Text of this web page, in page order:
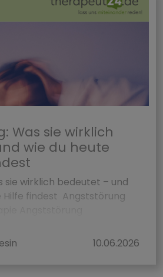
Was sie wirklich
wie du heute
sie wirklich bedeutet – und
Hilfe findest Angststörung
10.06.2026